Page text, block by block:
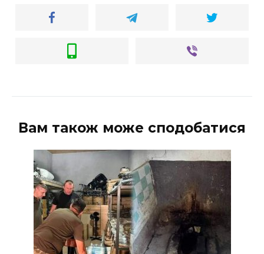
Вам також може сподобатися